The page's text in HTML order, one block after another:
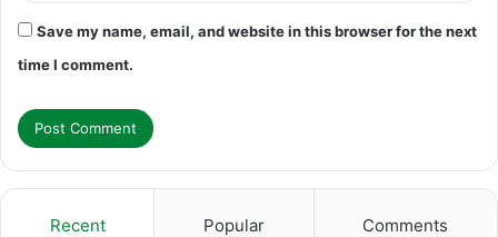
Save my name, email, and website in this browser for the next
time I comment.
Recent Popular Comments